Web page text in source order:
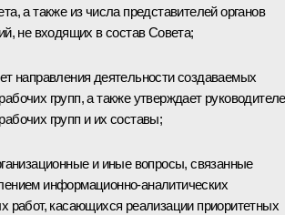
а также из числа представителей органов
не входящих в состав Совета;
направления деятельности создаваемых
групп, а также утверждает
групп и их составы;
и иные вопросы, связанные
информационно-аналитических
работ, касающихся реализации приоритетных